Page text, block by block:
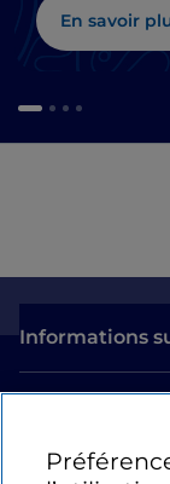
En savoir
Informations
Se connecter